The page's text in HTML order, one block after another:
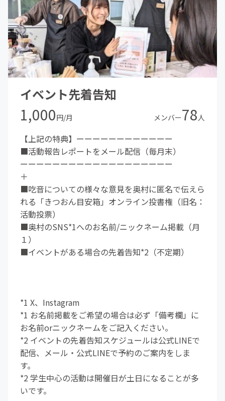
イベント先着告知
1,000円/月 メンバー78人
【上記の特典】ーーーーーーーーーーーー
■活動報告レポートをメール配信（毎月末）
ーーーーーーーーーーーーーーーーーーー
＋
■吃音についての様々な意見を奥村に匿名で伝えら
れる「きつおん目安箱」オンライン投書権（旧名：
活動投票）
■奥村のSNS*1へのお名前/ニックネーム掲載（月
１）
■イベントがある場合の先着告知*2（不定期）
*1 X、Instagram
*1 お名前掲載をご希望の場合は必ず「備考欄」に
お名前orニックネームをご記入ください。
*2 イベントの先着告知スケジュールは公式LINEで
配信、メール・公式LINEで予約のご案内をしま
す。
*2 学生中心の活動は開催日が土日になることが多
いです。